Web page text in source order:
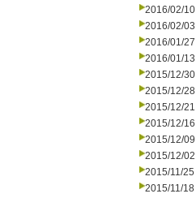
2016/02/10
2016/02/03
2016/01/27
2016/01/13
2015/12/30
2015/12/28
2015/12/21
2015/12/16
2015/12/09
2015/12/02
2015/11/25
2015/11/18